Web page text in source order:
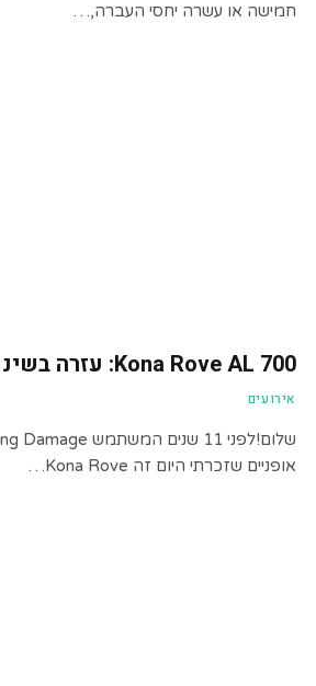
חמישה או עשרה יחסי העברה,…
Kona Rove AL 700: עזרה בשינוי גודל
אירועים
אופניים שזכרתי היום זה Kona Rove…